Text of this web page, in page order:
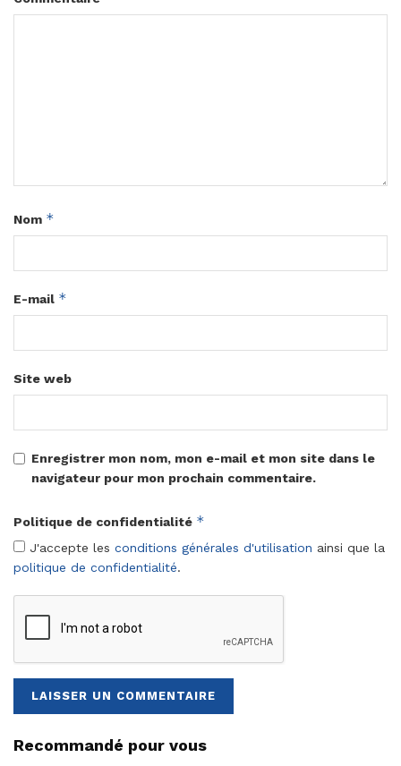
Nom *
E-mail *
Site web
Enregistrer mon nom, mon e-mail et mon site dans le
navigateur pour mon prochain commentaire.
Politique de confidentialité *
J'accepte les conditions générales d'utilisation ainsi que la
politique de confidentialité.
Recommandé pour vous